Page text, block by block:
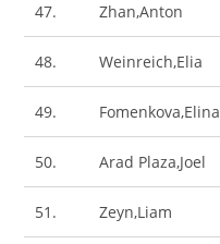
47. Zhan,Anton
48. Weinreich,Elia
49. Fomenkova,Elina
50. Arad Plaza,Joel
51. Zeyn,Liam